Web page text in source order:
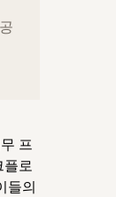
프
로
들의